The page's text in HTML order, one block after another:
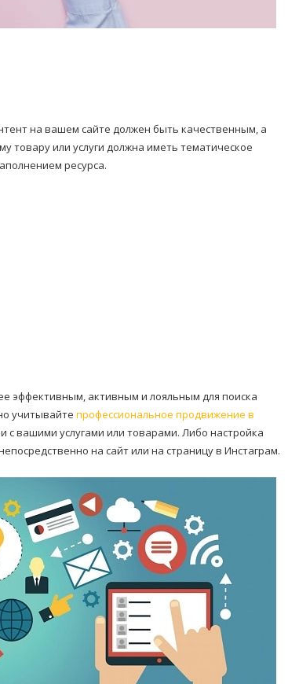
на вашем сайте должен быть качественным, а
товару или услуги должна иметь тематическое
ресурса.
эффективным, активным и лояльным для поиска
учитывайте профессиональное продвижение в
с вашими услугами или товарами. Либо настройка
на сайт или на страницу в Инстаграм.